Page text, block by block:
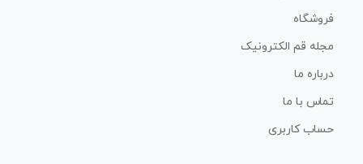
فروشگاه
مجله قم الکترونیک
درباره ما
تماس با ما
حساب کاربری